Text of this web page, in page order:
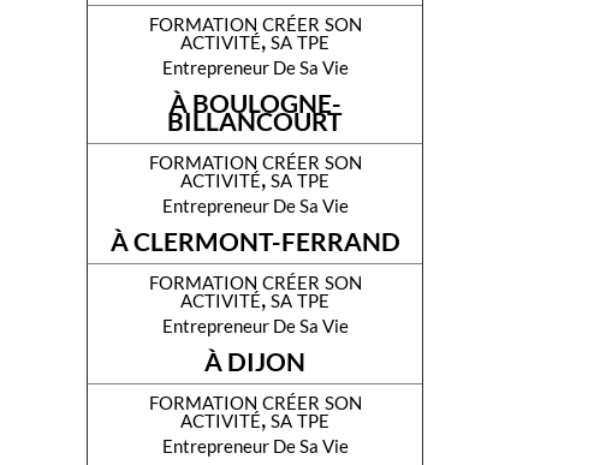
formation créer son
activité, sa tpe
Entrepreneur De Sa Vie
À BOULOGNE-
BILLANCOURT
formation créer son
activité, sa tpe
Entrepreneur De Sa Vie
À CLERMONT-FERRAND
formation créer son
activité, sa tpe
Entrepreneur De Sa Vie
À DIJON
formation créer son
activité, sa tpe
Entrepreneur De Sa Vie